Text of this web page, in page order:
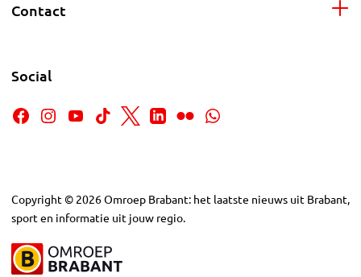
Contact
Social
Copyright © 2026Omroep Brabant: het laatste nieuws uit Brabant,
sport en informatie uit jouw regio.